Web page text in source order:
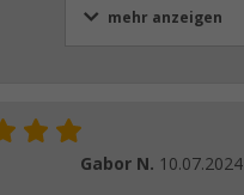
mehr anzeigen
Gabor N. 10.07.2024